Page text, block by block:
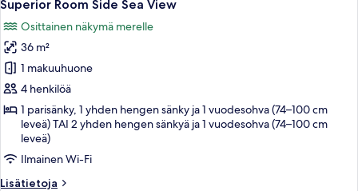
kaikki
huonetyypin
Superior
Room
Side
Sea
View
kuvat
Superior Room Side Sea View
Osittainen näkymä merelle
36 m²
1 makuuhuone
4 henkilöä
1 parisänky, 1 yhden hengen sänky ja 1 vuodesohva (74–100 cm
leveä) TAI 2 yhden hengen sänkyä ja 1 vuodesohva (74–100 cm
leveä)
Ilmainen Wi-Fi
Lisätietoja
Lisätietoja